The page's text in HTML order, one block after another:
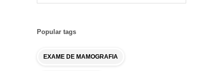
Popular tags
EXAME DE MAMOGRAFIA